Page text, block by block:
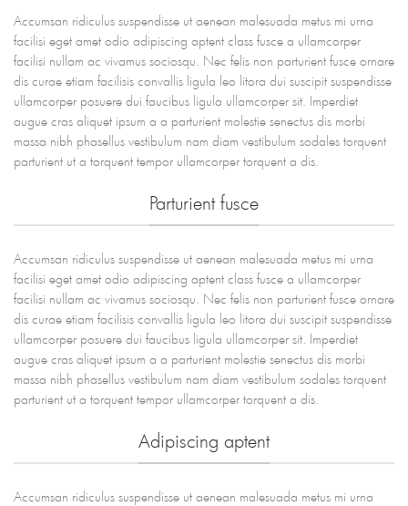
Accumsan ridiculus suspendisse ut aenean malesuada metus mi urna
facilisi eget amet odio adipiscing aptent class fusce a ullamcorper
facilisi nullam ac vivamus sociosqu. Nec felis non parturient fusce ornare
dis curae etiam facilisis convallis ligula leo litora dui suscipit suspendisse
ullamcorper posuere dui faucibus ligula ullamcorper sit. Imperdiet
augue cras aliquet ipsum a a parturient molestie senectus dis morbi
massa nibh phasellus vestibulum nam diam vestibulum sodales torquent
parturient ut a torquent tempor ullamcorper torquent a dis.
Parturient fusce
Accumsan ridiculus suspendisse ut aenean malesuada metus mi urna
facilisi eget amet odio adipiscing aptent class fusce a ullamcorper
facilisi nullam ac vivamus sociosqu. Nec felis non parturient fusce ornare
dis curae etiam facilisis convallis ligula leo litora dui suscipit suspendisse
ullamcorper posuere dui faucibus ligula ullamcorper sit. Imperdiet
augue cras aliquet ipsum a a parturient molestie senectus dis morbi
massa nibh phasellus vestibulum nam diam vestibulum sodales torquent
parturient ut a torquent tempor ullamcorper torquent a dis.
Adipiscing aptent
Accumsan ridiculus suspendisse ut aenean malesuada metus mi urna